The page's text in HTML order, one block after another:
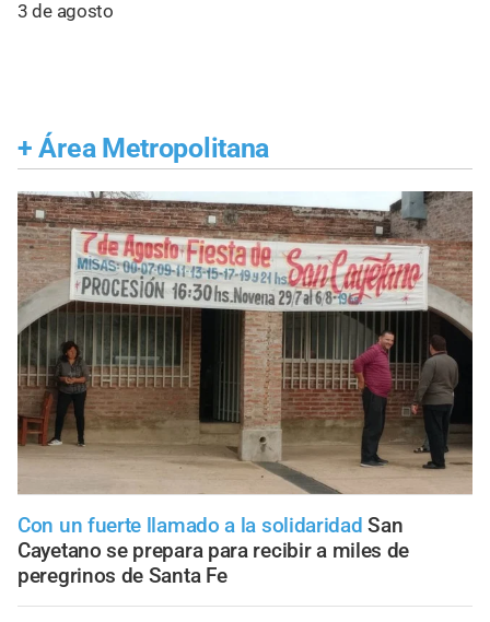
3 de agosto
+ Área Metropolitana
Con un fuerte llamado a la solidaridad San
Cayetano se prepara para recibir a miles de
peregrinos de Santa Fe